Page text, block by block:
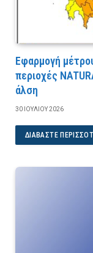
Εφαρμογή
περιοχές
άλση
30 ΙΟΥΛΊΟΥ 2026
ΔΙΑΒΆΣΤΕ